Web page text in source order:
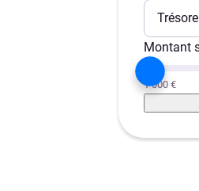
Montant
1 000 €